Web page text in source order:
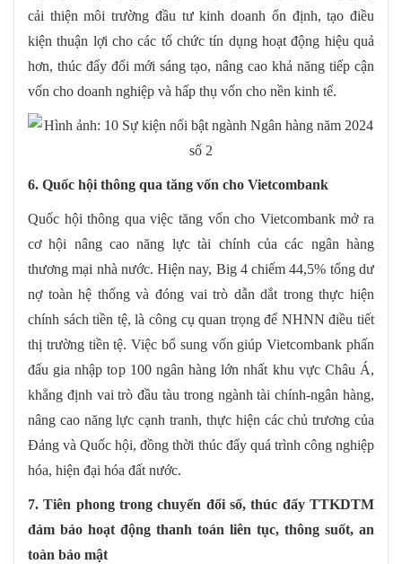
cải thiện môi trường đầu tư kinh doanh ổn định, tạo điều
kiện thuận lợi cho các tổ chức tín dụng hoạt động hiệu quả
hơn, thúc đẩy đổi mới sáng tạo, nâng cao khả năng tiếp cận
vốn cho doanh nghiệp và hấp thụ vốn cho nền kinh tế.
6. Quốc hội thông qua tăng vốn cho Vietcombank
Quốc hội thông qua việc tăng vốn cho Vietcombank mở ra
cơ hội nâng cao năng lực tài chính của các ngân hàng
thương mại nhà nước. Hiện nay, Big 4 chiếm 44,5% tổng dư
nợ toàn hệ thống và đóng vai trò dẫn dắt trong thực hiện
chính sách tiền tệ, là công cụ quan trọng để NHNN điều tiết
thị trường tiền tệ. Việc bổ sung vốn giúp Vietcombank phấn
đấu gia nhập top 100 ngân hàng lớn nhất khu vực Châu Á,
khẳng định vai trò đầu tàu trong ngành tài chính-ngân hàng,
nâng cao năng lực cạnh tranh, thực hiện các chủ trương của
Đảng và Quốc hội, đồng thời thúc đẩy quá trình công nghiệp
hóa, hiện đại hóa đất nước.
7. Tiên phong trong chuyển đổi số, thúc đẩy TTKDTM
đảm bảo hoạt động thanh toán liên tục, thông suốt, an
toàn bảo mật